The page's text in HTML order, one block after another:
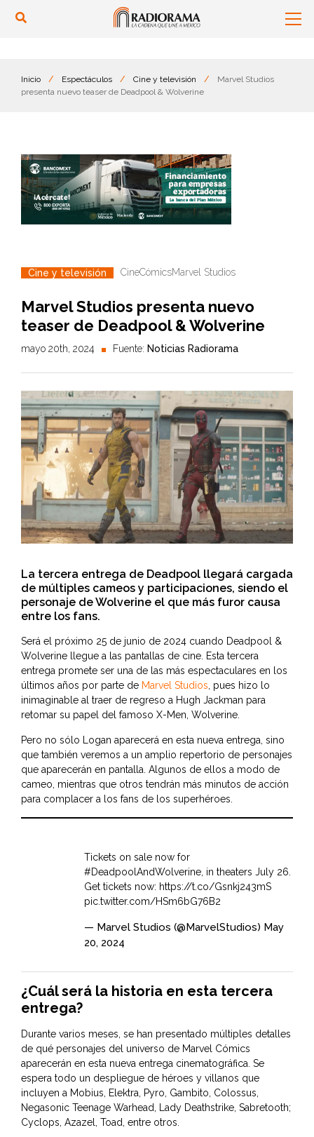
Inicio / Espectáculos / Cine y televisión /
Marvel Studios
presenta nuevo teaser de Deadpool & Wolverine
Cine y televisión CineCómicsMarvel Studios
Marvel Studios presenta nuevo
teaser de Deadpool & Wolverine
mayo 20th, 2024 Fuente: Noticias Radiorama
La tercera entrega de Deadpool llegará cargada
de múltiples cameos y participaciones, siendo el
personaje de Wolverine el que más furor causa
entre los fans.
Será el próximo 25 de junio de 2024 cuando Deadpool &
Wolverine llegue a las pantallas de cine. Esta tercera
entrega promete ser una de las más espectaculares en los
últimos años por parte de Marvel Studios, pues hizo lo
inimaginable al traer de regreso a Hugh Jackman para
retomar su papel del famoso X-Men, Wolverine.
Pero no sólo Logan aparecerá en esta nueva entrega, sino
que también veremos a un amplio repertorio de personajes
que aparecerán en pantalla. Algunos de ellos a modo de
cameo, mientras que otros tendrán más minutos de acción
para complacer a los fans de los superhéroes.
Tickets on sale now for
#DeadpoolAndWolverine, in theaters July 26.
Get tickets now: https://t.co/Gsnkj243mS
pic.twitter.com/HSm6bG76B2
— Marvel Studios (@MarvelStudios) May
20, 2024
¿Cuál será la historia en esta tercera
entrega?
Durante varios meses, se han presentado múltiples detalles
de qué personajes del universo de Marvel Cómics
aparecerán en esta nueva entrega cinematográfica. Se
espera todo un despliegue de héroes y villanos que
incluyen a Mobius, Elektra, Pyro, Gambito, Colossus,
Negasonic Teenage Warhead, Lady Deathstrike, Sabretooth;
Cyclops, Azazel, Toad, entre otros.